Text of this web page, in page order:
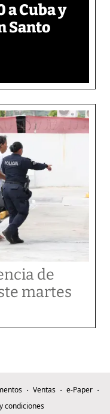
a Cuba y
Santo
de
martes
Ventas
e-Paper
condiciones